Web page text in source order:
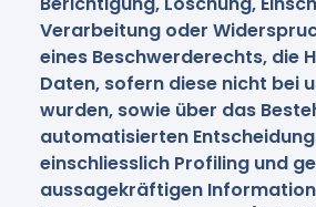
Verarbeitung oder
eines Beschwerderechts, die
Daten, sofern diese nicht bei
wurden, sowie über das
automatisierten
einschliesslich Profiling und
aussagekräftigen